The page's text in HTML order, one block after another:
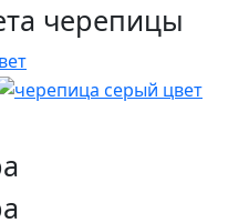
черепицы